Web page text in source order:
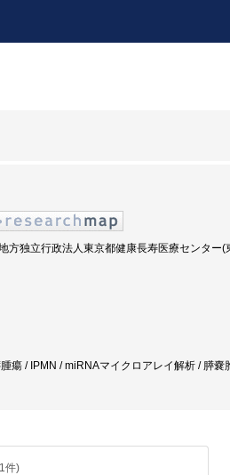
方独立行政法人東京都健康長寿医療センタ
瘍 / IPMN / miRNAマイクロアレイ解析 / 膵嚢
1件)